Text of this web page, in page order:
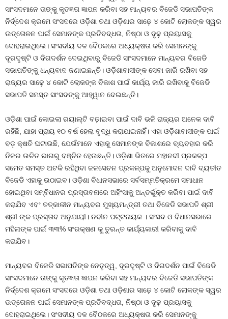
ସାଂସଦମାନେ ତାଙ୍କୁ କୃତଜ୍ଞତା ଜ୍ଞାପନ କରିବା ସହ ମାନ୍ୟବର ବିଜେଡି ସଭାପତିଙ୍କ
ନିର୍ଦ୍ଦେଶ କ୍ରମେ ସଂସଦରେ ଓଡ଼ିଶା ତଥା ଓଡ଼ିଶାର ସାଢ଼େ ୪ କୋଟି ଲୋକଙ୍କ ସ୍ୱର
ଉତ୍ତୋଳନ ପାଇଁ ସେମାନଙ୍କ ପ୍ରତିବଦ୍ଧତା, ନିଷ୍ଠା ଓ ଦୃଢ଼ ପ୍ରୟାସକୁ
ଦୋହରାଇଥିଲେ। ସଂସଦୀୟ ଦଳ ବୈଠକରେ ଅଧ୍ୟକ୍ଷତା କରି ସେମାନଙ୍କୁ
ଦୂରଦୃଷ୍ଟି ଓ ଦିଗଦର୍ଶନ ଦେଇଥିବାରୁ ବିଜେଡି ସାଂସଦମାନେ ମାନ୍ୟବର ବିଜେଡି
ସଭାପତିଙ୍କୁ ଧନ୍ୟବାଦ ଜଣାଇଛନ୍ତି। ଓଡ଼ିଶାବାସୀଙ୍କ ସେବା ଜାରି ରଖିବା ସହ
ରାଜ୍ୟର ସାଢ଼େ ୪ କୋଟି ଲୋକଙ୍କ ବିକାଶ ପାଇଁ କାର୍ଯ୍ୟ ଜାରି ରଖିବାକୁ ବିଜେଡି
ସଭାପତି ସମସ୍ତ ସାଂସଦଙ୍କୁ ଆହ୍ୱାନ ଦେଇଛନ୍ତି।
ଓଡ଼ିଶା ପାଇଁ କୋଇଲା ରୟାଲ୍ଟି ବଢ଼ାଇବା ପାଇଁ ଦାବି ଭଳି ରାଜ୍ୟର ଅନେକ ଦାବି
ରହିଛି, ଯାହା ପ୍ରାୟ ୧୦ ବର୍ଷ ହେଲା ବୃଦ୍ଧି କରାଯାଇନାହିଁ। ଏହା ଓଡ଼ିଶାବାସୀଙ୍କ ପାଇଁ
ବଡ଼ କ୍ଷତି ଘଟାଉଛି, ଯେଉଁମାନେ ଏହାକୁ ସେମାନଙ୍କ ବିକାଶରେ ବ୍ୟବହାର କରି
ନିଜର ଉଚିତ ଭାଗରୁ ବଞ୍ଚିତ ହେଉଛନ୍ତି। ଓଡ଼ିଶା ଭିତରେ ମହାନଦୀ ପ୍ରକଳ୍ପ
ସମେତ ସମସ୍ତ ଅଟକି ରହିଥିବା ଜଳସେଚନ ପ୍ରକଳ୍ପକୁ ଅନୁମୋଦନ ଦାବି ବ୍ୟତୀତ
ବିଜେଡି ଏହାକୁ ଉଠାଇବ। ଓଡ଼ିଶା ବିଧାନସଭାରେ ସର୍ବସମ୍ମତିକ୍ରମେ ସମାଧାନ
ହୋଇଥିବା ସମ୍ବିଧାନର ପ୍ରସ୍ତାବନାରେ ଅହିଂସାକୁ ଅନ୍ତର୍ଭୁକ୍ତ କରିବା ପାଇଁ ଦାବି
କରାଯିବ ଏବଂ ତତ୍କାଳୀନ ମାନ୍ୟବର ମୁଖ୍ୟମନ୍ତ୍ରୀ ତଥା ବିଜେଡି ସଭାପତି ଶ୍ରୀ
ଶ୍ରୀ ଙ୍କ ପ୍ରସ୍ତାବ ଅନୁଯାୟୀ। ନବୀନ ପଟ୍ଟନାୟକ । ସଂସଦ ଓ ବିଧାନସଭାରେ
ମହିଳାଙ୍କ ପାଇଁ ୩୩% ସଂରକ୍ଷଣ କୁ ତୁରନ୍ତ କାର୍ଯ୍ୟକାରୀ କରିବାକୁ ଦାବି
କରାଯିବ।
ମାନ୍ୟବର ବିଜେଡି ସଭାପତିଙ୍କ ନେତୃତ୍ୱ, ଦୂରଦୃଷ୍ଟି ଓ ଦିଗଦର୍ଶନ ପାଇଁ ବିଜେଡି
ସାଂସଦମାନେ ତାଙ୍କୁ କୃତଜ୍ଞତା ଜ୍ଞାପନ କରିବା ସହ ମାନ୍ୟବର ବିଜେଡି ସଭାପତିଙ୍କ
ନିର୍ଦ୍ଦେଶ କ୍ରମେ ସଂସଦରେ ଓଡ଼ିଶା ତଥା ଓଡ଼ିଶାର ସାଢ଼େ ୪ କୋଟି ଲୋକଙ୍କ ସ୍ୱର
ଉତ୍ତୋଳନ ପାଇଁ ସେମାନଙ୍କ ପ୍ରତିବଦ୍ଧତା, ନିଷ୍ଠା ଓ ଦୃଢ଼ ପ୍ରୟାସକୁ
ଦୋହରାଇଥିଲେ। ସଂସଦୀୟ ଦଳ ବୈଠକରେ ଅଧ୍ୟକ୍ଷତା କରି ସେମାନଙ୍କୁ